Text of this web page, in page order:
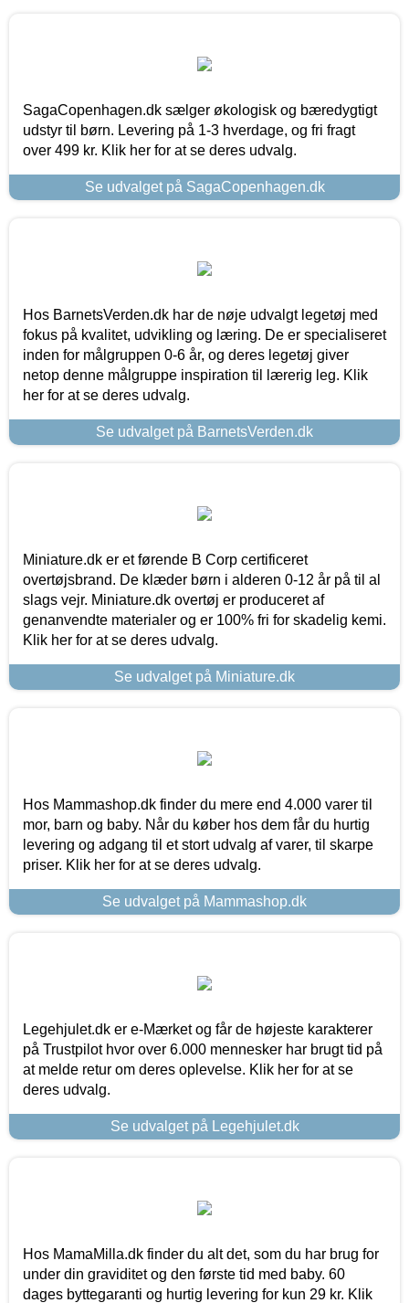
SagaCopenhagen.dk sælger økologisk og bæredygtigt
udstyr til børn. Levering på 1-3 hverdage, og fri fragt
over 499 kr. Klik her for at se deres udvalg.
Se udvalget på SagaCopenhagen.dk
Hos BarnetsVerden.dk har de nøje udvalgt legetøj med
fokus på kvalitet, udvikling og læring. De er specialiseret
inden for målgruppen 0-6 år, og deres legetøj giver
netop denne målgruppe inspiration til lærerig leg. Klik
her for at se deres udvalg.
Se udvalget på BarnetsVerden.dk
Miniature.dk er et førende B Corp certificeret
overtøjsbrand. De klæder børn i alderen 0-12 år på til al
slags vejr. Miniature.dk overtøj er produceret af
genanvendte materialer og er 100% fri for skadelig kemi.
Klik her for at se deres udvalg.
Se udvalget på Miniature.dk
Hos Mammashop.dk finder du mere end 4.000 varer til
mor, barn og baby. Når du køber hos dem får du hurtig
levering og adgang til et stort udvalg af varer, til skarpe
priser. Klik her for at se deres udvalg.
Se udvalget på Mammashop.dk
Legehjulet.dk er e-Mærket og får de højeste karakterer
på Trustpilot hvor over 6.000 mennesker har brugt tid på
at melde retur om deres oplevelse. Klik her for at se
deres udvalg.
Se udvalget på Legehjulet.dk
Hos MamaMilla.dk finder du alt det, som du har brug for
under din graviditet og den første tid med baby. 60
dages byttegaranti og hurtig levering for kun 29 kr. Klik